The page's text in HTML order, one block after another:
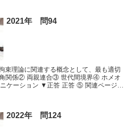
2021年 問94
理論に関連する概念として、最も適切
関係② 両親連合③ 世代間境界④ ホメオ
ケーション ▼正答 正答 ⑤ 関連ページ：
2022年 問124